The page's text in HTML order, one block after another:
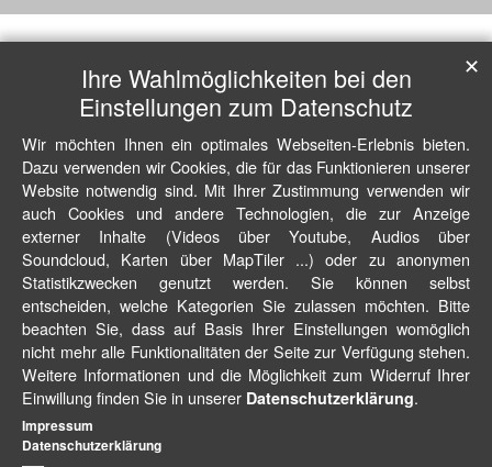
Ihre Wahlmöglichkeiten bei den
Einstellungen zum Datenschutz
Wir möchten Ihnen ein optimales Webseiten-Erlebnis bieten.
Dazu verwenden wir Cookies, die für das Funktionieren unserer
Website notwendig sind. Mit Ihrer Zustimmung verwenden wir
auch Cookies und andere Technologien, die zur Anzeige
externer Inhalte (Videos über Youtube, Audios über
Soundcloud, Karten über MapTiler ...) oder zu anonymen
Statistikzwecken genutzt werden. Sie können selbst
entscheiden, welche Kategorien Sie zulassen möchten. Bitte
beachten Sie, dass auf Basis Ihrer Einstellungen womöglich
nicht mehr alle Funktionalitäten der Seite zur Verfügung stehen.
Weitere Informationen und die Möglichkeit zum Widerruf Ihrer
Einwillung finden Sie in unserer Datenschutzerklärung.
✕
Impressum
Datenschutzerklärung